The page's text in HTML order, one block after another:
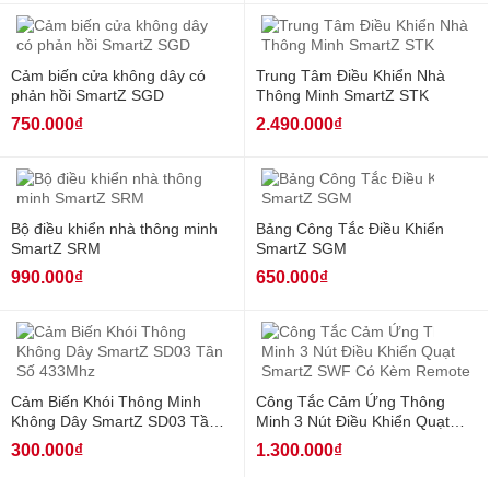
Cảm biến cửa không dây có
phản hồi SmartZ SGD
750.000₫
Trung Tâm Điều Khiển Nhà
Thông Minh SmartZ STK
2.490.000₫
Bộ điều khiển nhà thông minh
SmartZ SRM
990.000₫
Bảng Công Tắc Điều Khiển
SmartZ SGM
650.000₫
Cảm Biến Khói Thông Minh
Không Dây SmartZ SD03 Tần
Số 433Mhz
300.000₫
Công Tắc Cảm Ứng Thông
Minh 3 Nút Điều Khiển Quạt
SmartZ SWF Có Kèm Remote
1.300.000₫